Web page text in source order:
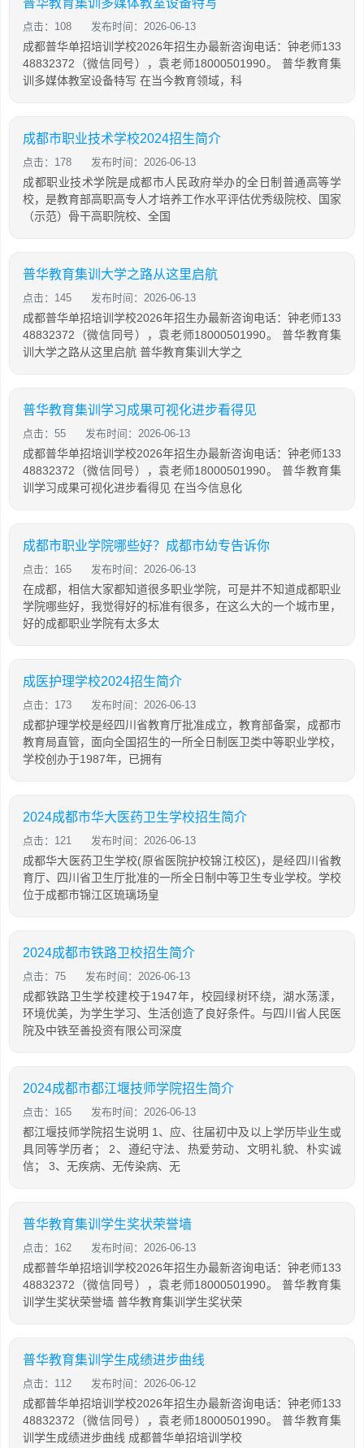
普华教育集训多媒体教室设备特写
点击：108 发布时间：2026-06-13
成都普华单招培训学校2026年招生办最新咨询电话：钟老师133
48832372（微信同号），袁老师18000501990。 普华教育集
训多媒体教室设备特写 在当今教育领域，科
成都市职业技术学校2024招生简介
点击：178 发布时间：2026-06-13
成都职业技术学院是成都市人民政府举办的全日制普通高等学
校，是教育部高职高专人才培养工作水平评估优秀级院校、国家
（示范）骨干高职院校、全国
普华教育集训大学之路从这里启航
点击：145 发布时间：2026-06-13
成都普华单招培训学校2026年招生办最新咨询电话：钟老师133
48832372（微信同号），袁老师18000501990。 普华教育集
训大学之路从这里启航 普华教育集训大学之
普华教育集训学习成果可视化进步看得见
点击：55 发布时间：2026-06-13
成都普华单招培训学校2026年招生办最新咨询电话：钟老师133
48832372（微信同号），袁老师18000501990。 普华教育集
训学习成果可视化进步看得见 在当今信息化
成都市职业学院哪些好？成都市幼专告诉你
点击：165 发布时间：2026-06-13
在成都，相信大家都知道很多职业学院，可是并不知道成都职业
学院哪些好，我觉得好的标准有很多，在这么大的一个城市里，
好的成都职业学院有太多太
成医护理学校2024招生简介
点击：173 发布时间：2026-06-13
成都护理学校是经四川省教育厅批准成立，教育部备案，成都市
教育局直管，面向全国招生的一所全日制医卫类中等职业学校，
学校创办于1987年，已拥有
2024成都市华大医药卫生学校招生简介
点击：121 发布时间：2026-06-13
成都华大医药卫生学校(原省医院护校锦江校区)，是经四川省教
育厅、四川省卫生厅批准的一所全日制中等卫生专业学校。学校
位于成都市锦江区琉璃场皇
2024成都市铁路卫校招生简介
点击：75 发布时间：2026-06-13
成都铁路卫生学校建校于1947年，校园绿树环绕，湖水荡漾，
环境优美，为学生学习、生活创造了良好条件。与四川省人民医
院及中铁至善投资有限公司深度
2024成都市都江堰技师学院招生简介
点击：165 发布时间：2026-06-13
都江堰技师学院招生说明 1、应、往届初中及以上学历毕业生或
具同等学历者； 2、遵纪守法、热爱劳动、文明礼貌、朴实诚
信； 3、无疾病、无传染病、无
普华教育集训学生奖状荣誉墙
点击：162 发布时间：2026-06-13
成都普华单招培训学校2026年招生办最新咨询电话：钟老师133
48832372（微信同号），袁老师18000501990。 普华教育集
训学生奖状荣誉墙 普华教育集训学生奖状荣
普华教育集训学生成绩进步曲线
点击：112 发布时间：2026-06-12
成都普华单招培训学校2026年招生办最新咨询电话：钟老师133
48832372（微信同号），袁老师18000501990。 普华教育集
训学生成绩进步曲线 成都普华单招培训学校